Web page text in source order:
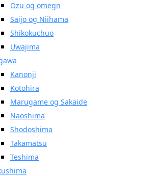
Ozu og omegn
Saijo og Niihama
Shikokuchuo
Uwajima
Kanonji
Kotohira
Marugame og Sakaide
Naoshima
Shodoshima
Takamatsu
Teshima